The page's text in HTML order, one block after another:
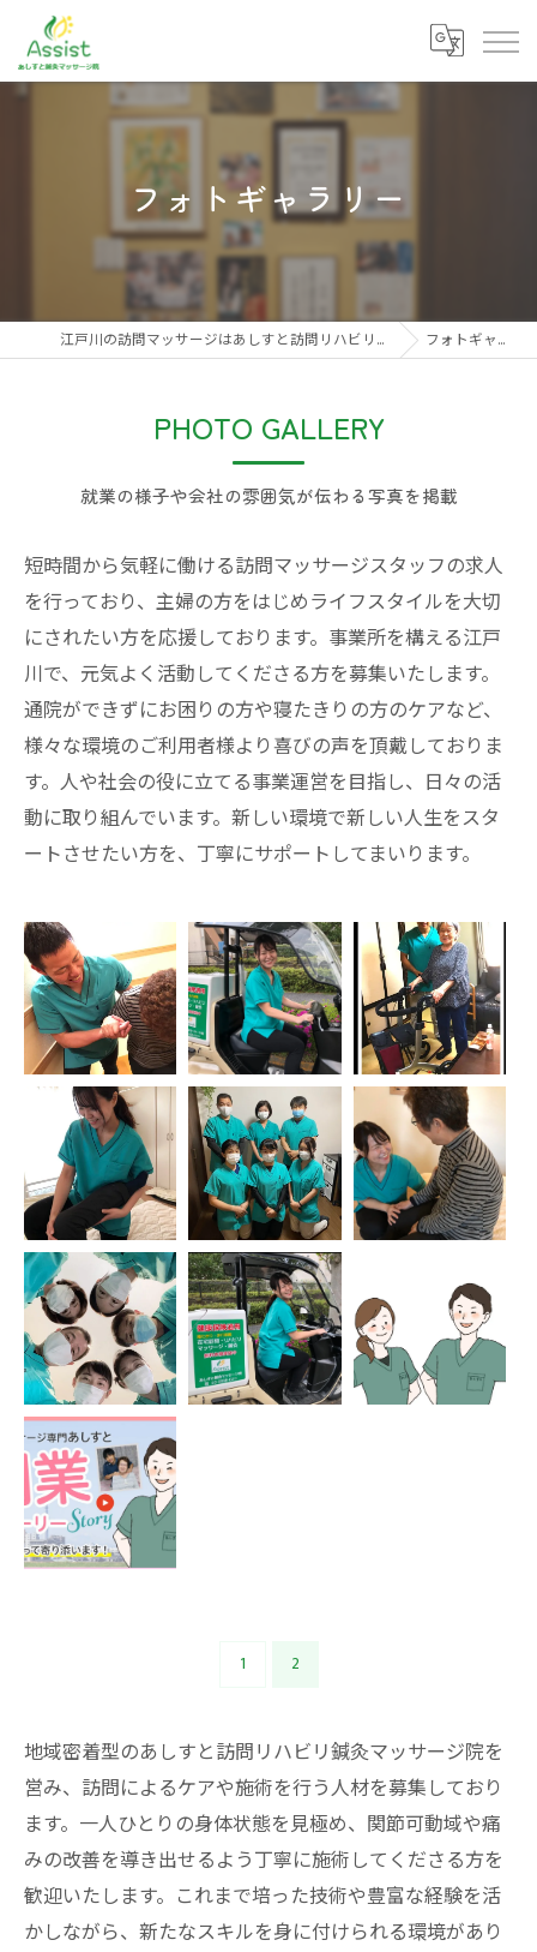
フォトギャラリー
江戸川の訪問マッサージはあしすと訪問リハビリ鍼灸マッサージ院 フォトギャラリー
PHOTO GALLERY
就業の様子や会社の雰囲気が伝わる写真を掲載
短時間から気軽に働ける訪問マッサージスタッフの求人
を行っており、主婦の方をはじめライフスタイルを大切
にされたい方を応援しております。事業所を構える江戸
川で、元気よく活動してくださる方を募集いたします。
通院ができずにお困りの方や寝たきりの方のケアなど、
様々な環境のご利用者様より喜びの声を頂戴しておりま
す。人や社会の役に立てる事業運営を目指し、日々の活
動に取り組んでいます。新しい環境で新しい人生をスタ
ートさせたい方を、丁寧にサポートしてまいります。
1 2
地域密着型のあしすと訪問リハビリ鍼灸マッサージ院を
営み、訪問によるケアや施術を行う人材を募集しており
ます。一人ひとりの身体状態を見極め、関節可動域や痛
みの改善を導き出せるよう丁寧に施術してくださる方を
歓迎いたします。これまで培った技術や豊富な経験を活
かしながら、新たなスキルを身に付けられる環境があり